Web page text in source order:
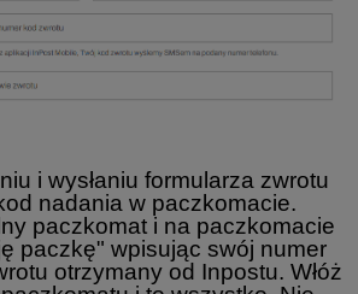
i wysłaniu formularza zwrotu
nadania w paczkomacie.
paczkomat i na paczkomacie
paczkę" wpisując swój numer
otrzymany od Inpostu. Włóż